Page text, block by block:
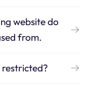
website do
from.